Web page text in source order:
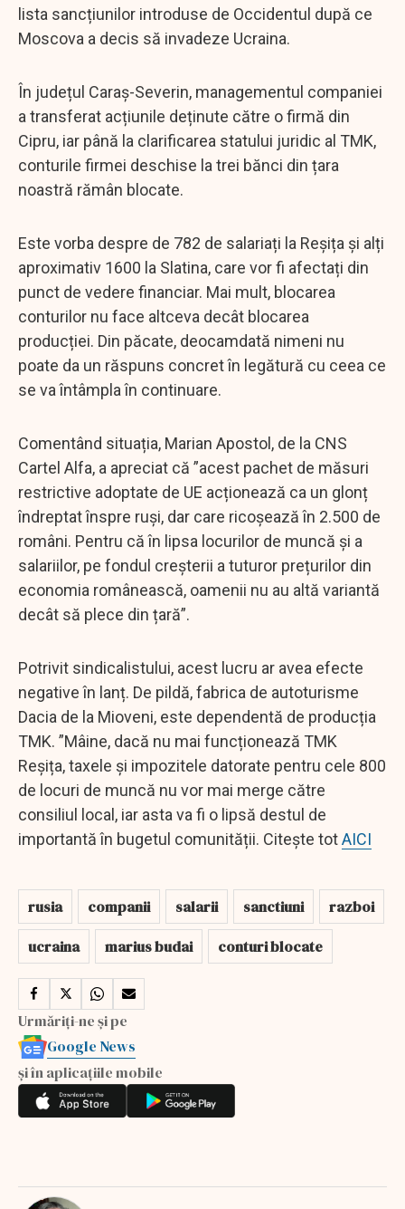
lista sancțiunilor introduse de Occidentul după ce
Moscova a decis să invadeze Ucraina.
În județul Caraș-Severin, managementul companiei
a transferat acțiunile deținute către o firmă din
Cipru, iar până la clarificarea statului juridic al TMK,
conturile firmei deschise la trei bănci din țara
noastră rămân blocate.
Este vorba despre de 782 de salariați la Reșița și alți
aproximativ 1600 la Slatina, care vor fi afectați din
punct de vedere financiar. Mai mult, blocarea
conturilor nu face altceva decât blocarea
producției. Din păcate, deocamdată nimeni nu
poate da un răspuns concret în legătură cu ceea ce
se va întâmpla în continuare.
Comentând situația, Marian Apostol, de la CNS
Cartel Alfa, a apreciat că ”acest pachet de măsuri
restrictive adoptate de UE acționează ca un glonț
îndreptat înspre ruși, dar care ricoșează în 2.500 de
români. Pentru că în lipsa locurilor de muncă și a
salariilor, pe fondul creșterii a tuturor prețurilor din
economia românească, oamenii nu au altă variantă
decât să plece din țară”.
Potrivit sindicalistului, acest lucru ar avea efecte
negative în lanț. De pildă, fabrica de autoturisme
Dacia de la Mioveni, este dependentă de producția
TMK. ”Mâine, dacă nu mai funcționează TMK
Reșița, taxele și impozitele datorate pentru cele 800
de locuri de muncă nu vor mai merge către
consiliul local, iar asta va fi o lipsă destul de
importantă în bugetul comunității. Citește totAICI
rusia companii salarii sanctiuni
razboi
ucraina
marius budai conturi blocate
Urmăriți-ne și pe
Google News
și în aplicațiile mobile